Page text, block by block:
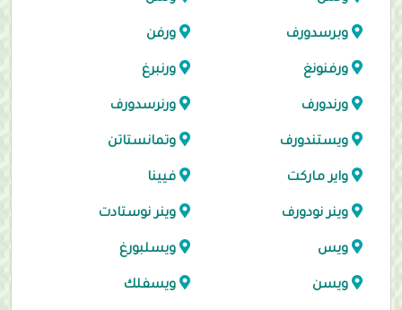
وبرسدورف ورفن
ورفنونغ ورنبرغ
ورندورف ورنرسدورف
ويستندورف وتمانستاتن
واير ماركت فيينا
وينر نودورف وينر نوستادت
ويس ويسلبورغ
ويسن ويسفلك